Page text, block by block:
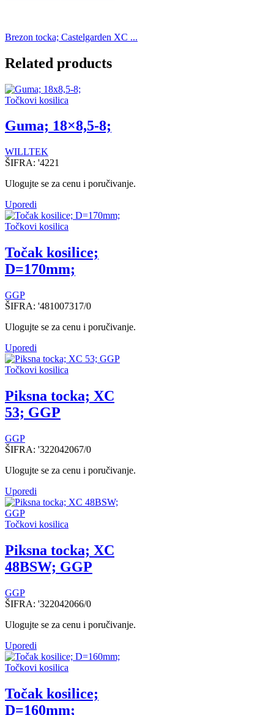
Brezon tocka; Castelgarden XC ...
Related products
Točkovi kosilica
Guma; 18×8,5-8;
WILLTEK
ŠIFRA: '4221
Ulogujte se za cenu i poručivanje.
Uporedi
Točkovi kosilica
Točak kosilice;
D=170mm;
GGP
ŠIFRA: '481007317/0
Ulogujte se za cenu i poručivanje.
Uporedi
Točkovi kosilica
Piksna tocka; XC
53; GGP
GGP
ŠIFRA: '322042067/0
Ulogujte se za cenu i poručivanje.
Uporedi
Točkovi kosilica
Piksna tocka; XC
48BSW; GGP
GGP
ŠIFRA: '322042066/0
Ulogujte se za cenu i poručivanje.
Uporedi
Točkovi kosilica
Točak kosilice;
D=160mm;